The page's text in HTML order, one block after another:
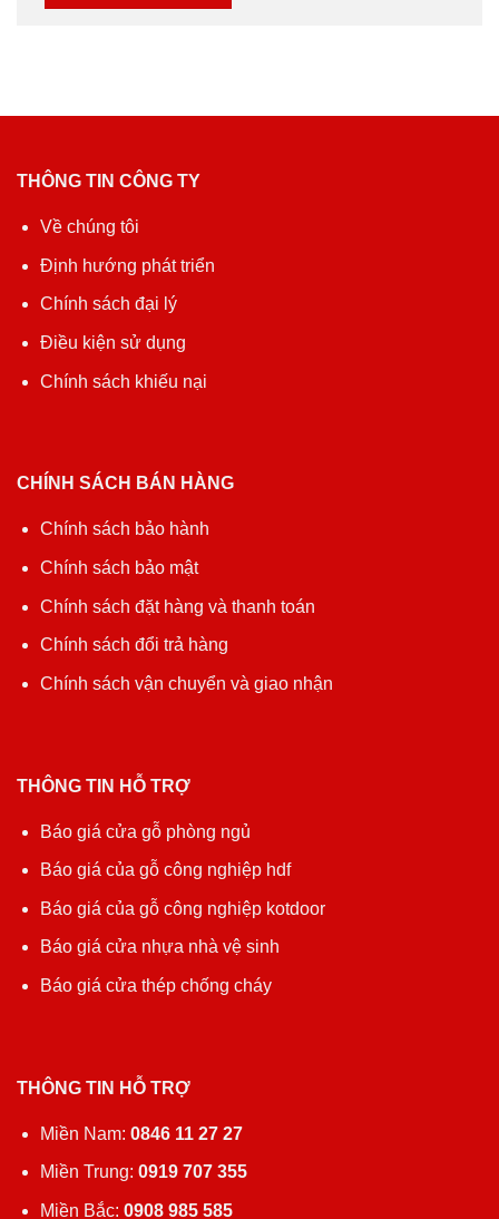
THÔNG TIN CÔNG TY
Về chúng tôi
Định hướng phát triển
Chính sách đại lý
Điều kiện sử dụng
Chính sách khiếu nại
CHÍNH SÁCH BÁN HÀNG
Chính sách bảo hành
Chính sách bảo mật
Chính sách đặt hàng và thanh toán
Chính sách đổi trả hàng
Chính sách vận chuyển và giao nhận
THÔNG TIN HỖ TRỢ
Báo giá cửa gỗ phòng ngủ
Báo giá của gỗ công nghiệp hdf
Báo giá của gỗ công nghiệp kotdoor
Báo giá cửa nhựa nhà vệ sinh
Báo giá cửa thép chống cháy
THÔNG TIN HỖ TRỢ
Miền Nam: 0846 11 27 27
Miền Trung: 0919 707 355
Miền Bắc: 0908 985 585